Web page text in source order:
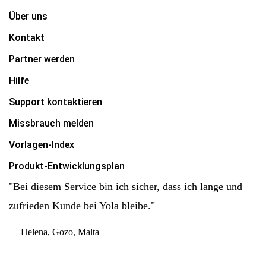
Über uns
Kontakt
Partner werden
Hilfe
Support kontaktieren
Missbrauch melden
Vorlagen-Index
Produkt-Entwicklungsplan
"Bei diesem Service bin ich sicher, dass ich lange und
zufrieden Kunde bei Yola bleibe."
— Helena, Gozo, Malta